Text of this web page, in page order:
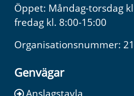
Öppet: Måndag-torsdag
fredag kl. 8:00-15:00
Organisationsnummer:
Genvägar